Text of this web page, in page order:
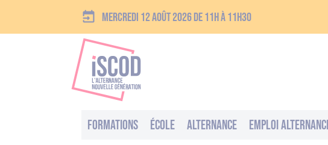
Mercredi 12 août 2026 de 11h à 11h30
Formations École Alternance Emploi